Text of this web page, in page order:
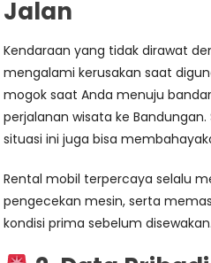
Jalan
Kendaraan yang tidak dirawat
mengalami kerusakan saat
mogok saat Anda menuju
perjalanan wisata ke
situasi ini juga bisa
Rental mobil terpercaya selalu
pengecekan mesin, serta
kondisi prima sebelum disewakan.